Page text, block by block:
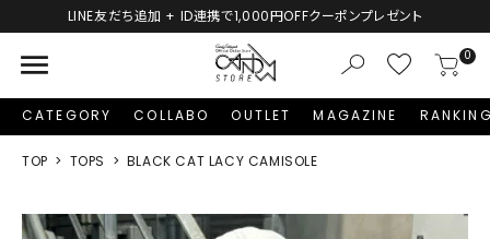
LINE友だち追加 + ID連携で1,000円OFFクーポンプレゼント
menu 0
CATEGORY COLLABO OUTLET MAGAZINE
TOP TOPS BLACK CAT LACY CAMISOLE